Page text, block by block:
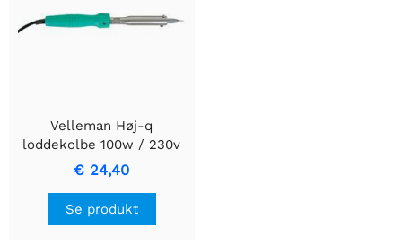
Velleman Høj-q
loddekolbe 100w / 230v
€ 24,40
Se produkt